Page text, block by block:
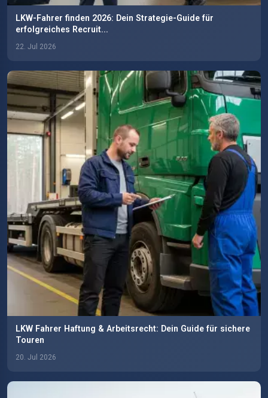
LKW-Fahrer finden 2026: Dein Strategie-Guide für
erfolgreiches Recruit...
22. Jul 2026
LKW Fahrer Haftung & Arbeitsrecht: Dein Guide für sichere
Touren
20. Jul 2026